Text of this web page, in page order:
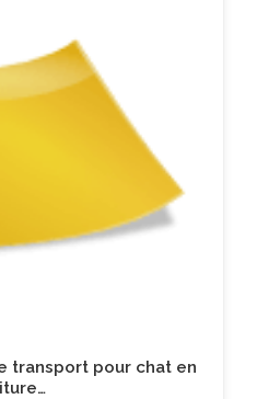
transport pour chat en